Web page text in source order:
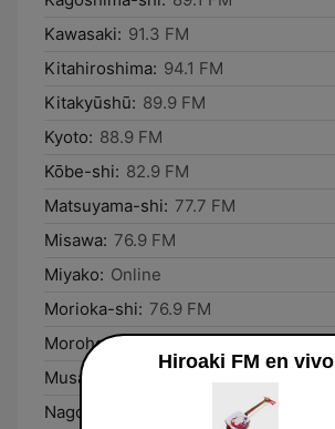
Kawasaki: 91.3 FM
Kitahiroshima: 94.1 FM
Kitakyūshū: 89.9 FM
Kyoto: 88.9 FM
Kōbe-shi: 82.9 FM
Matsuyama-shi: 77.7 FM
Misawa: 76.9 FM
Miyako: Online
Morioka-shi: 76.9 FM
Morohongō: 78.9 FM
Musashino:
Nagoya-shi:
Hiroaki FM en vivo